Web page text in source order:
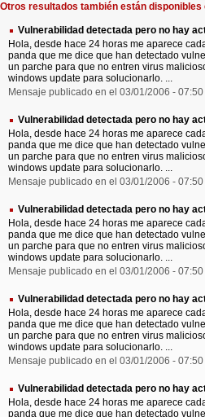
Otros resultados también están
Vulnerabilidad detectada pero no hay
Hola, desde hace 24 horas me aparece
panda que me dice que han detectado
un parche para que no entren virus
windows update para solucionarlo. ...
Mensaje publicado en el 03/01/2006 - 07:50
Vulnerabilidad detectada pero no hay
Hola, desde hace 24 horas me aparece
panda que me dice que han detectado
un parche para que no entren virus
windows update para solucionarlo. ...
Mensaje publicado en el 03/01/2006 - 07:50
Vulnerabilidad detectada pero no hay
Hola, desde hace 24 horas me aparece
panda que me dice que han detectado
un parche para que no entren virus
windows update para solucionarlo. ...
Mensaje publicado en el 03/01/2006 - 07:50
Vulnerabilidad detectada pero no hay
Hola, desde hace 24 horas me aparece
panda que me dice que han detectado
un parche para que no entren virus
windows update para solucionarlo. ...
Mensaje publicado en el 03/01/2006 - 07:50
Vulnerabilidad detectada pero no hay
Hola, desde hace 24 horas me aparece
panda que me dice que han detectado